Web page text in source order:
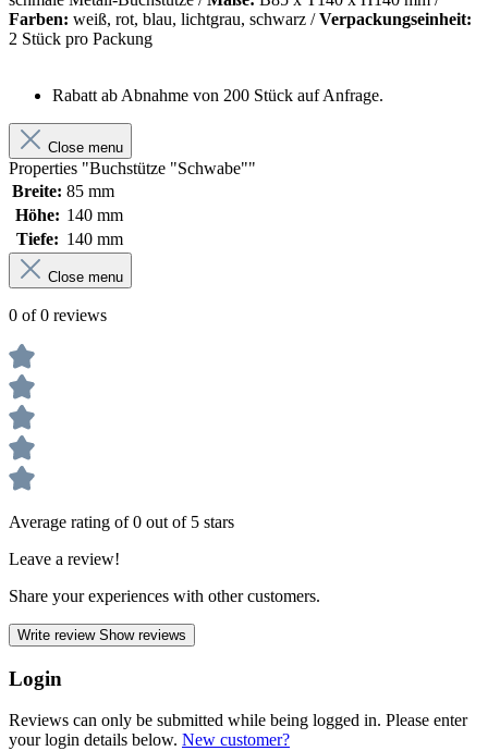
Farben: weiß, rot, blau, lichtgrau, schwarz /Verpackungseinheit:
2 Stück pro Packung
Rabatt ab Abnahme von 200 Stück auf Anfrage.
Close menu
Properties "Buchstütze "Schwabe""
Breite: 85 mm
Höhe: 140 mm
Tiefe: 140 mm
Close menu
0 of 0 reviews
Average rating of 0 out of 5 stars
Leave a review!
Share your experiences with other customers.
Write review Show reviews
Login
Reviews can only be submitted while being logged in. Please enter
your login details below. New customer?